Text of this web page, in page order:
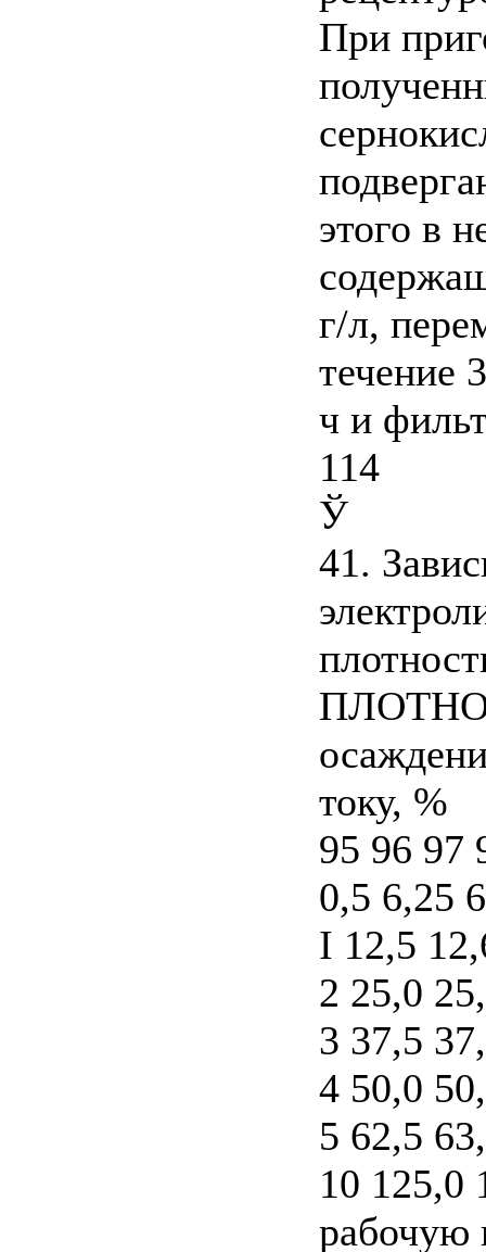
При
этого в
г/л,
течение
ч и
114
Ў
41.
току, %
95 96 97
0,5 6,25
I 12,5
2 25,0
3 37,5
4 50,0
5 62,5
10 125,0
рабочую